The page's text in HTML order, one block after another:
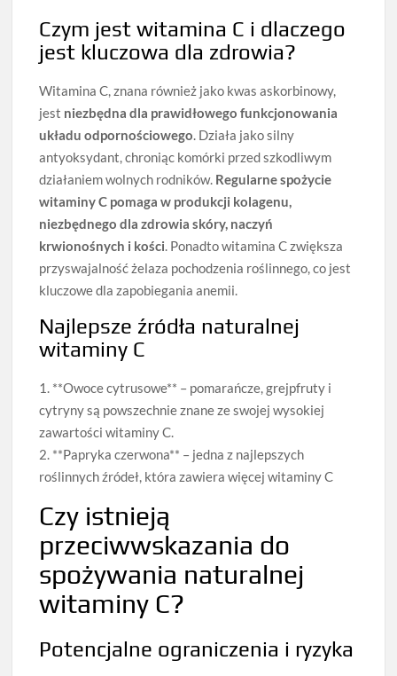
Czym jest witamina C i dlaczego
jest kluczowa dla zdrowia?
Witamina C, znana również jako kwas askorbinowy,
jest niezbędna dla prawidłowego funkcjonowania
układu odpornościowego. Działa jako silny
antyoksydant, chroniąc komórki przed szkodliwym
działaniem wolnych rodników. Regularne spożycie
witaminy C pomaga w produkcji kolagenu,
niezbędnego dla zdrowia skóry, naczyń
krwionośnych i kości. Ponadto witamina C zwiększa
przyswajalność żelaza pochodzenia roślinnego, co jest
kluczowe dla zapobiegania anemii.
Najlepsze źródła naturalnej
witaminy C
1. **Owoce cytrusowe** – pomarańcze, grejpfruty i
cytryny są powszechnie znane ze swojej wysokiej
zawartości witaminy C.
2. **Papryka czerwona** – jedna z najlepszych
roślinnych źródeł, która zawiera więcej witaminy C
Czy istnieją
przeciwwskazania do
spożywania naturalnej
witaminy C?
Potencjalne ograniczenia i ryzyka